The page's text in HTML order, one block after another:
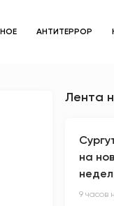
АНТИТЕРРОР
Лента
на
9 часов